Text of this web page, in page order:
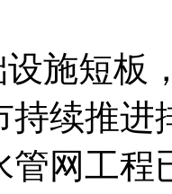
施短板
持续推
管网工